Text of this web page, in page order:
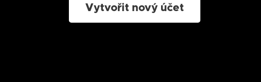
Vytvořit nový účet